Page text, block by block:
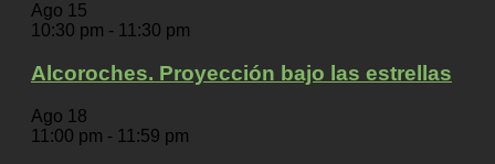
Ago 15
10:30 pm - 11:30 pm
Alcoroches. Proyección bajo las estrellas
Ago 18
11:00 pm - 11:59 pm